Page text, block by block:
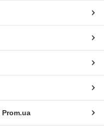
Prom.ua